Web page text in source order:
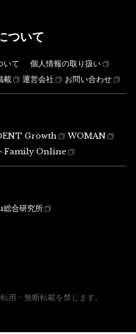
ついて
いて
個人情報の取り扱い
載 運営会社 お問い合わせ
Growth
WOMAN
トFamily Online
合研究所
用・無断転載を禁じます。